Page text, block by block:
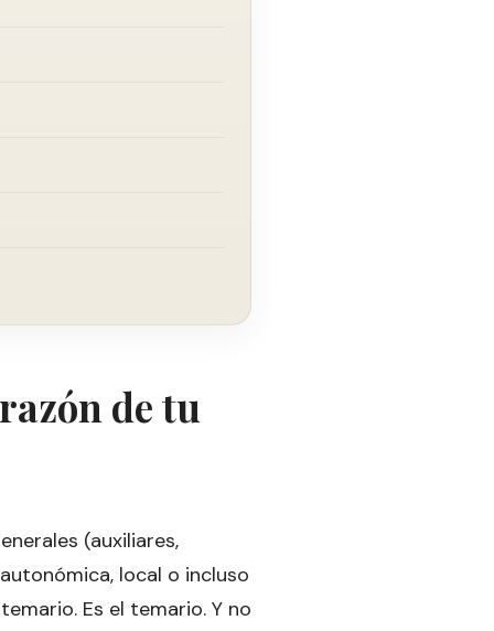
de tu
(auxiliares,
local o incluso
Es el temario. Y no